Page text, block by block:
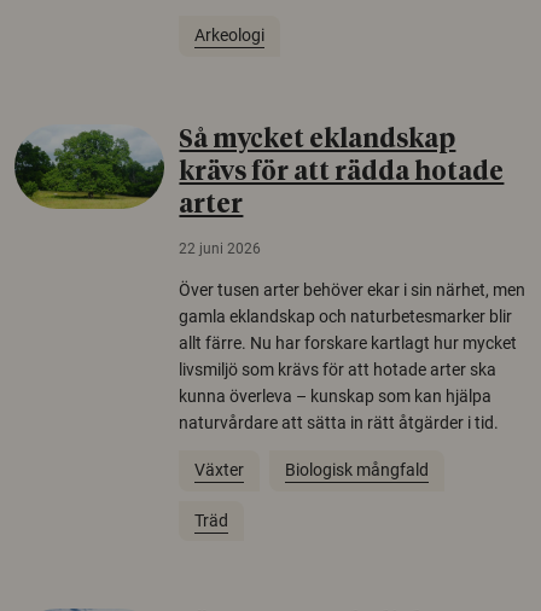
Arkeologi
Så mycket eklandskap
krävs för att rädda hotade
arter
22 juni 2026
Över tusen arter behöver ekar i sin närhet, men
gamla eklandskap och naturbetesmarker blir
allt färre. Nu har forskare kartlagt hur mycket
livsmiljö som krävs för att hotade arter ska
kunna överleva – kunskap som kan hjälpa
naturvårdare att sätta in rätt åtgärder i tid.
Växter Biologisk mångfald
Träd